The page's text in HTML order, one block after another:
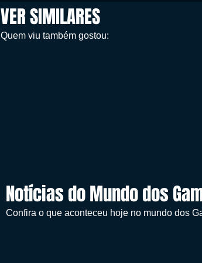
VER SIMILARES
Quem viu também gostou:
Notícias do Mundo dos
Confira o que aconteceu hoje no mundo dos